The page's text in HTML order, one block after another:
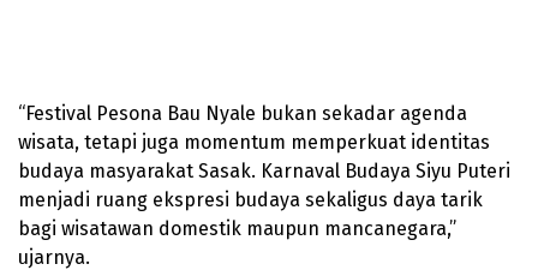
“Festival Pesona Bau Nyale bukan sekadar agenda
wisata, tetapi juga momentum memperkuat identitas
budaya masyarakat Sasak. Karnaval Budaya Siyu Puteri
menjadi ruang ekspresi budaya sekaligus daya tarik
bagi wisatawan domestik maupun mancanegara,”
ujarnya.